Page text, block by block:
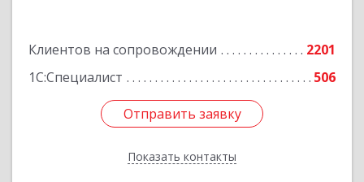
Клиентов на сопровождении
2201
1С:Специалист
506
Отправить заявку
Показать контакты
Подробнее
Отправить заявку
Назад